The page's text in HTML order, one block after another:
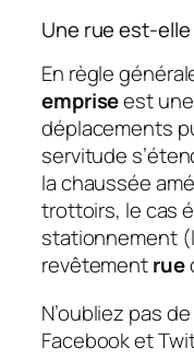
Une rue est-
En règle
empriseest
déplacements
servitude
la chaussée
trottoirs, le cas
stationnement
revêtementrue
N’oubliez pas
Facebook et